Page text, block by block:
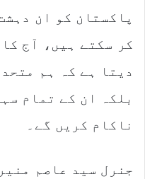
پاکستان کو ان
کر سکتے ہیں، آج
دیتا ہے کہ ہم
بلکہ ان کے تمام
ناکام کریں گے۔
جنرل سید عاصم